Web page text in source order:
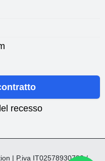
recesso
| P.iva IT02578930782 /